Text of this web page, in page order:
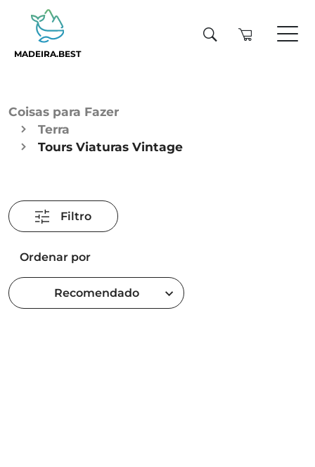
MADEIRA.BEST
Coisas para Fazer
Terra
Tours Viaturas Vintage
Filtro
Ordenar por
Recomendado